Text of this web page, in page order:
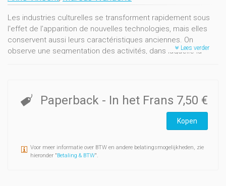
Les industries culturelles se transforment rapidement sous
l'effet de l’apparition de nouvelles technologies, mais elles
conservent aussi leurs caractéristiques anciennes. On
observe une segmentation des activités, dans laquelle la
Le secteur des jeux, relativement neuf et en plein essor, se
situe dans une logique semblable à celle des autres
industries culturelles, qui sont aujourd’hui, pour les grandes
entreprises actives dans ce secteur, des industries du
d’internet, ont perturbé la chaîne de production et la gestion
Lees verder
Paperback - In het Frans 7,50 €
Kopen
Voor meer informatie over BTW en andere belatingsmogelijkheden, zie
hieronder "Betaling & BTW".